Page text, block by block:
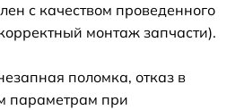
с качеством проведенного
монтаж запчасти).
поломка, отказ в
параметрам при